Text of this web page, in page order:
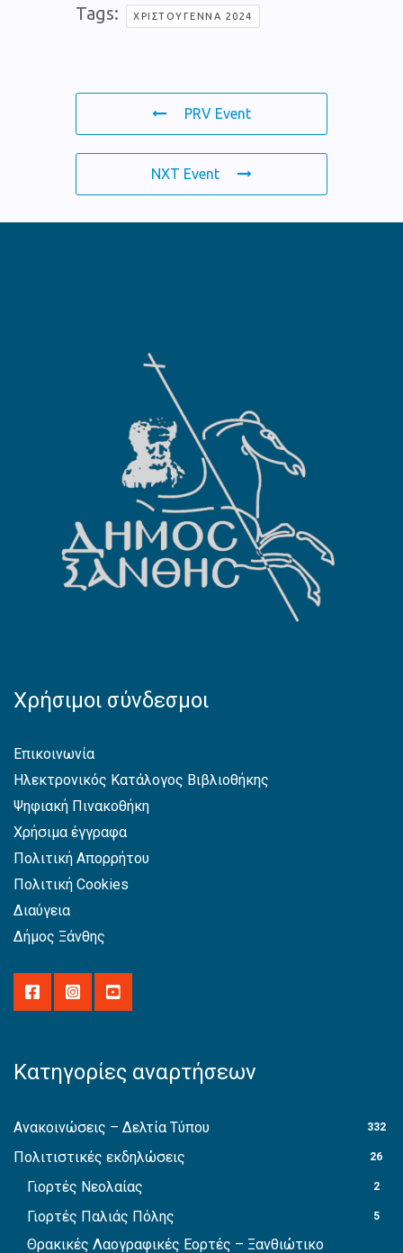
Tags: ΧΡΙΣΤΟΎΓΕΝΝΑ 2024
PRV Event
NXT Event
Χρήσιμοι σύνδεσμοι
Επικοινωνία
Ηλεκτρονικός Κατάλογος Βιβλιοθήκης
Ψηφιακή Πινακοθήκη
Χρήσιμα έγγραφα
Πολιτική Απορρήτου
Πολιτική Cookies
Διαύγεια
Δήμος Ξάνθης
Κατηγορίες αναρτήσεων
Ανακοινώσεις – Δελτία Τύπου 332
Πολιτιστικές εκδηλώσεις 26
Γιορτές Νεολαίας 2
Γιορτές Παλιάς Πόλης 5
Θρακικές Λαογραφικές Εορτές – Ξανθιώτικο